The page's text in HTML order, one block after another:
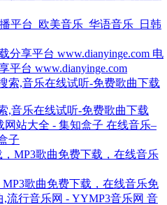
平台_欧美音乐_华语音乐_日韩
电
平台 www.dianyinge.com
,音乐在线试听-免费歌曲下载
在线音乐–
子
歌曲免费下载，在线音乐免
音